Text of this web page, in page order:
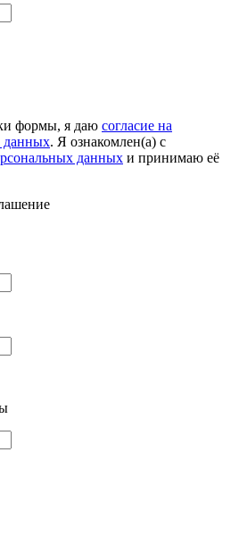
формы, я даю согласие на
данных. Я ознакомлен(а) с
данных и принимаю её